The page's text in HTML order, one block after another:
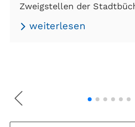
Zweigstellen der
weiterlesen